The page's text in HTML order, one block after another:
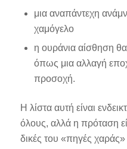
μια αναπάντεχη
χαμόγελο
η ουράνια αίσθηση
όπως μια αλλαγή
προσοχή.
Η λίστα αυτή είναι
όλους, αλλά η πρόταση
δικές του «πηγές